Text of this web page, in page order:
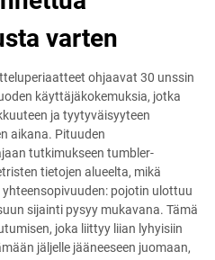
varten
ohjaavat 30 unssin
käyttäjäkokemuksia, jotka
ja tyytyväisyyteen
aikana. Pituuden
tutkimukseen tumbler-
tietojen alueelta, mikä
pojotin ulottuu
sijainti pysyy mukavana. Tämä
joka liittyy liian lyhyisiin
jäljelle jääneeseen juomaan,